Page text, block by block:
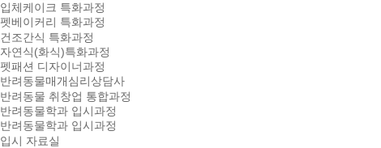
입체케이크 특화과정
펫베이커리 특화과정
건조간식 특화과정
자연식(화식)특화과정
펫패션 디자이너과정
반려동물매개심리상담사
반려동물 취창업 통합과정
반려동물학과 입시과정
반려동물학과 입시과정
입시 자료실